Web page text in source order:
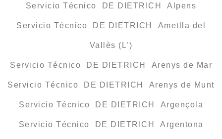
Servicio Técnico DE DIETRICH Alpens
Servicio Técnico DE DIETRICH Ametlla del
Vallès (L’)
Servicio Técnico DE DIETRICH Arenys de Mar
Servicio Técnico DE DIETRICH Arenys de Munt
Servicio Técnico DE DIETRICH Argençola
Servicio Técnico DE DIETRICH Argentona